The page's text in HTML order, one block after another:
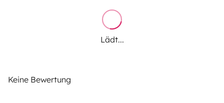
direkt daran angeschlossen werden). 1 AGM-
Lädt...
Keine Bewertung